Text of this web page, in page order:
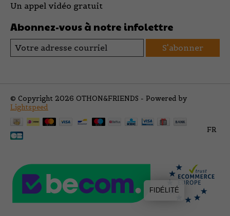
Un appel vidéo gratuit
Abonnez-vous à notre infolettre
S'abonner
© Copyright 2026 OTHON&FRIENDS - Powered by
Lightspeed
FR
FIDÉLITÉ